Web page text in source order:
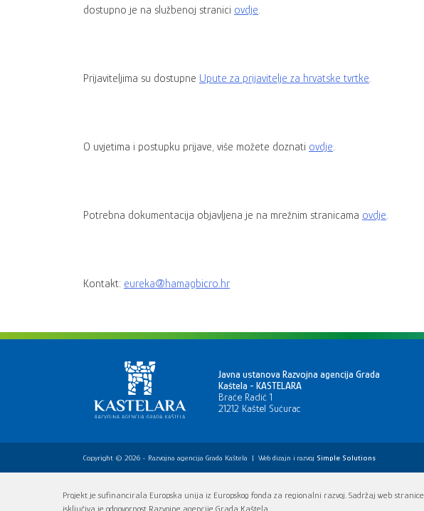
dostupno je na službenoj stranici ovdje.
Prijaviteljima su dostupne Upute za prijavitelje za hrvatske tvrtke.
O uvjetima i postupku prijave, više možete doznati ovdje.
Potrebna dokumentacija objavljena je na mrežnim stranicama ovdje.
Kontakt: eureka@hamagbicro.hr
Javna ustanova Razvojna agencija Grada
Kaštela - KASTELARA
Braće Radić 1
21212 Kaštel Sućurac
Copyright © 2026 - Razvojna agencija Grada Kaštela | Web dizajn i razvoj Simple Solutions
Projekt je sufinancirala Europska unija iz Europskog fonda za regionalni razvoj. Sadržaj web stranice
isključiva je odgovornost Razvojne agencije Grada Kaštela.